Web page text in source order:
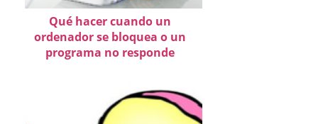
Qué hacer cuando un
ordenador se bloquea o un
programa no responde